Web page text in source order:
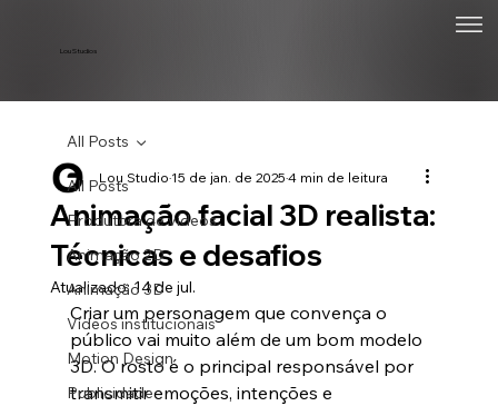
Lou Studios
All Posts
Produtora de vídeos
Animação 2D
Animação 3D
Vídeos institucionais
Motion Design
Publicidade
All Posts
Animação facial 3D realista:
Técnicas e desafios
Lou Studio15 de jan. de 20254 min de leitura
Atualizado:14 de jul.
Criar um personagem que convença o
público vai muito além de um bom modelo
3D. O rosto é o principal responsável por
transmitir emoções, intenções e